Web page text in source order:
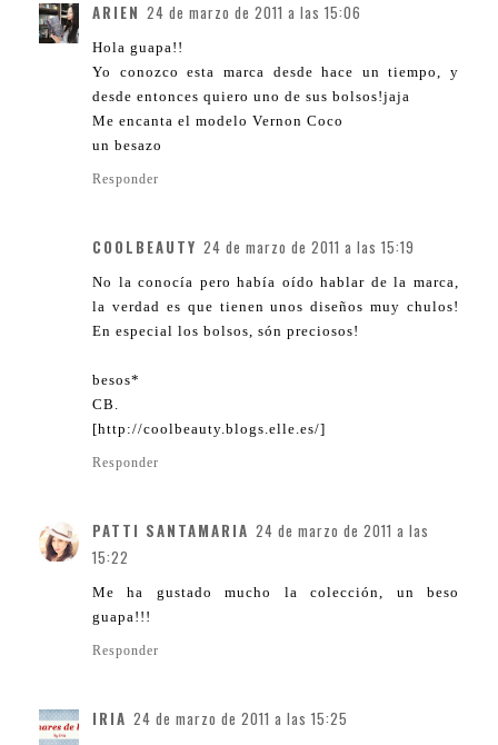
ARIEN 24 de marzo de 2011 a las 15:06
Hola guapa!!
Yo conozco esta marca desde hace un tiempo, y
desde entonces quiero uno de sus bolsos!jaja
Me encanta el modelo Vernon Coco
un besazo
Responder
COOLBEAUTY 24 de marzo de 2011 a las 15:19
No la conocía pero había oído hablar de la marca,
la verdad es que tienen unos diseños muy chulos!
En especial los bolsos, són preciosos!
besos*
CB.
[http://coolbeauty.blogs.elle.es/]
Responder
PATTI SANTAMARIA 24 de marzo de 2011 a las
15:22
Me ha gustado mucho la colección, un beso
guapa!!!
Responder
IRIA 24 de marzo de 2011 a las 15:25